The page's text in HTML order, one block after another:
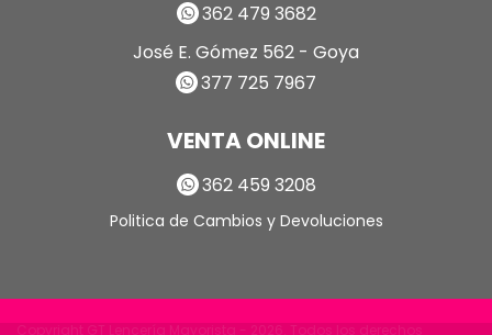
362 479 3682
José E. Gómez 562 - Goya
377 725 7967
VENTA ONLINE
362 459 3208
Politica de Cambios y Devoluciones
Copyright GT Lencería Mayorista - 2026. Todos los derechos